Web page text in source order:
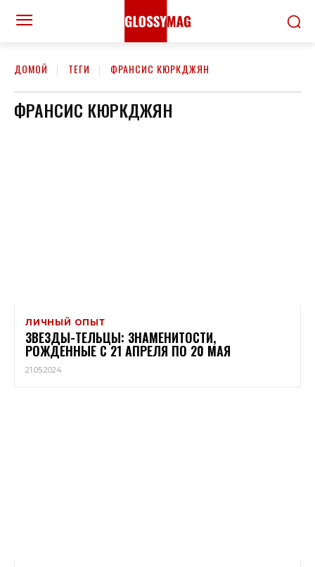
ДОМОЙ ТЕГИ ФРАНСИС КЮРКДЖЯН
ФРАНСИС КЮРКДЖЯН
ЛИЧНЫЙ ОПЫТ
ЗВЕЗДЫ-ТЕЛЬЦЫ: ЗНАМЕНИТОСТИ,
РОЖДЕННЫЕ С 21 АПРЕЛЯ ПО 20 МАЯ
21.05.2024